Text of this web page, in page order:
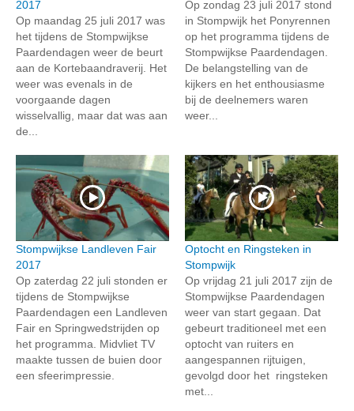
2017
Op maandag 25 juli 2017 was
het tijdens de Stompwijkse
Paardendagen weer de beurt
aan de Kortebaandraverij. Het
weer was evenals in de
voorgaande dagen
wisselvallig, maar dat was aan
de...
Op zondag 23 juli 2017 stond
in Stompwijk het Ponyrennen
op het programma tijdens de
Stompwijkse Paardendagen.
De belangstelling van de
kijkers en het enthousiasme
bij de deelnemers waren
weer...
Stompwijkse Landleven Fair
2017
Op zaterdag 22 juli stonden er
tijdens de Stompwijkse
Paardendagen een Landleven
Fair en Springwedstrijden op
het programma. Midvliet TV
maakte tussen de buien door
een sfeerimpressie.
Optocht en Ringsteken in
Stompwijk
Op vrijdag 21 juli 2017 zijn de
Stompwijkse Paardendagen
weer van start gegaan. Dat
gebeurt traditioneel met een
optocht van ruiters en
aangespannen rijtuigen,
gevolgd door het ringsteken
met...